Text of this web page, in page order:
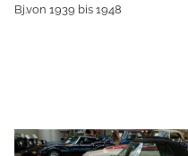
Bj.von 1939 bis 1948